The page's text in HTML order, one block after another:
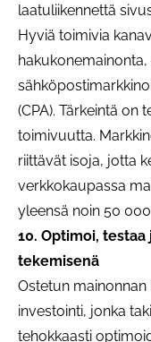
laatuliikennettä
Hyviä toimivia
(CPA). Tärkeintä on
toimivuutta.
riittävät isoja, jotta
verkkokaupassa
yleensä noin 50
10. Optimoi,
tekemisenä
Ostetun
investointi, jonka
tehokkaasti